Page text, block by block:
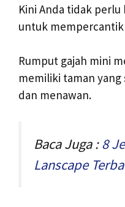
Kini Anda tidak
untuk mempercantik
Rumput gajah mini
memiliki taman
dan menawan.
Baca Juga :8
Lanscape